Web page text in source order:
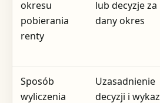
okresu
pobierania
renty
lub decyzje za
dany okres
Sposób
wyliczenia
Uzasadnienie
decyzji i wykaz